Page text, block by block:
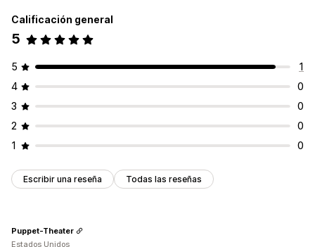
Calificación general
5
5
1
4
0
3
0
2
0
1
0
Escribir una reseña Todas las reseñas
Puppet-Theater
Estados Unidos